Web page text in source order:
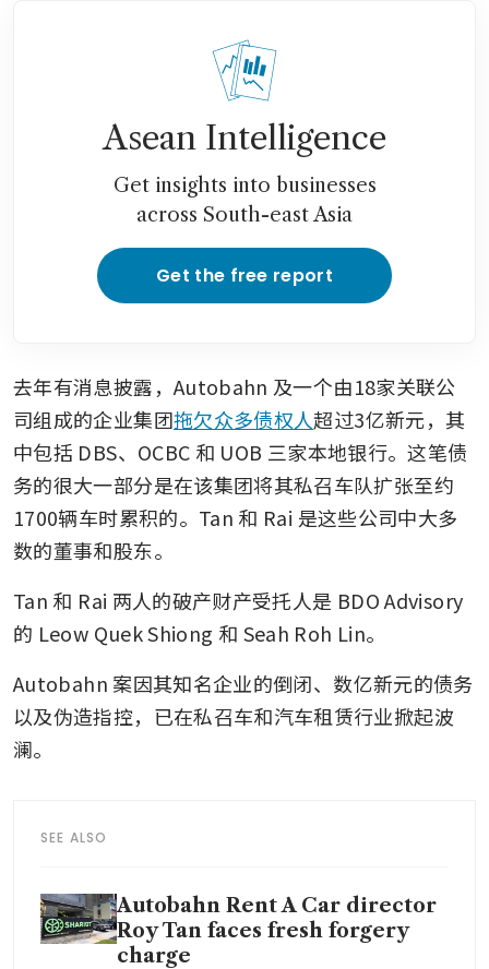
Asean Intelligence
Get insights into businesses
across South-east Asia
Get the free report
去年有消息披露，Autobahn 及一个由18家关联公
司组成的企业集团拖欠众多债权人超过3亿新元，其
中包括 DBS、OCBC 和 UOB 三家本地银行。这笔债
务的很大一部分是在该集团将其私召车队扩张至约
1700辆车时累积的。Tan 和 Rai 是这些公司中大多
数的董事和股东。
Tan 和 Rai 两人的破产财产受托人是 BDO Advisory
的 Leow Quek Shiong 和 Seah Roh Lin。
Autobahn 案因其知名企业的倒闭、数亿新元的债务
以及伪造指控，已在私召车和汽车租赁行业掀起波
澜。
SEE ALSO
Autobahn Rent A Car director
Roy Tan faces fresh forgery
charge